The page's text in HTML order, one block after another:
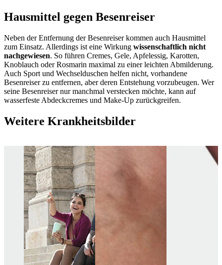
Hausmittel gegen Besenreiser
Neben der Entfernung der Besenreiser kommen auch Hausmittel
zum Einsatz. Allerdings ist eine Wirkung wissenschaftlich nicht
nachgewiesen. So führen Cremes, Gele, Apfelessig, Karotten,
Knoblauch oder Rosmarin maximal zu einer leichten Abmilderung.
Auch Sport und Wechselduschen helfen nicht, vorhandene
Besenreiser zu entfernen, aber deren Entstehung vorzubeugen. Wer
seine Besenreiser nur manchmal verstecken möchte, kann auf
wasserfeste Abdeckcremes und Make-Up zurückgreifen.
Weitere Krankheitsbilder